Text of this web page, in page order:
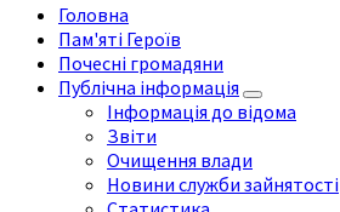
Головна
Пам'яті Героїв
Почесні громадяни
Публічна інформація
Інформація до відома
Звіти
Очищення влади
Новини служби зайнятості